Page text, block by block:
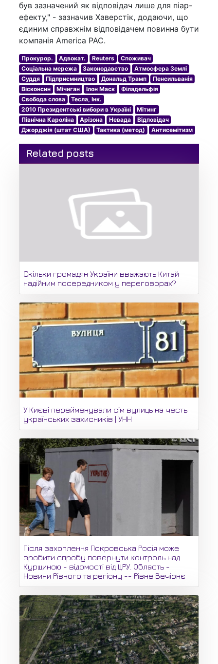
був зазначений як відповідач лише для піар-
ефекту," - зазначив Хаверстік, додаючи, що
єдиним справжнім відповідачем повинна бути
компанія America PAC.
Прокурор. Адвокат. Reuters
Споживач
Соціальна мережа
Законодавство
Атмосфера Землі
Суддя
Підприємництво Дональд Трамп
Пенсильванія
Вісконсин
Мічиган Ілон Маск
Філадельфія
Свобода слова
Тесла, Інк.
2010 Президентські вибори в Україні
Мітинг
Північна Кароліна
Арізона Невада
Відповідач
Джорджія (штат США)
Тактика (метод) Антисемітизм
Related posts
Скільки громадян України вважають Китай
надійним посередником у переговорах?
У Києві перейменували сім вулиць на честь
українських захисників | УНН
Після захоплення Покровська Росія може
зробити спробу повернути контроль над
Курщиною - відомості від ЦРУ. Область -
Новини Рівного та регіону -- Рівне Вечірнє